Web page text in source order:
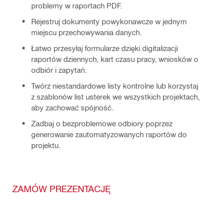
problemy w raportach PDF.
Rejestruj dokumenty powykonawcze w jednym
miejscu przechowywania danych.
Łatwo przesyłaj formularze dzięki digitalizacji
raportów dziennych, kart czasu pracy, wniosków o
odbiór i zapytań.
Twórz niestandardowe listy kontrolne lub korzystaj
z szablonów list usterek we wszystkich projektach,
aby zachować spójność.
Zadbaj o bezproblemowe odbiory poprzez
generowanie zautomatyzowanych raportów do
projektu.
ZAMÓW PREZENTACJĘ